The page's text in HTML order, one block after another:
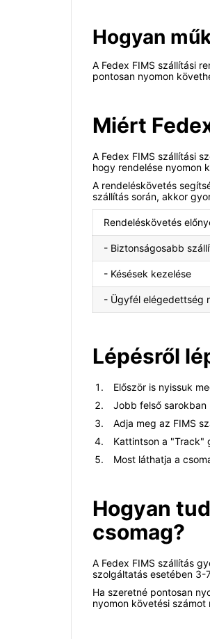
Hogyan
A Fedex FIMS szállítási
pontosan nyomon
Miért
A Fedex FIMS szállítási
hogy rendelése nyomon
A rendeléskövetés
szállítás során, akkor
Rendeléskövetés
- Biztonságosabb
- Késések kezelése
- Ügyfél elégedettség
Lépésről
Először is nyissuk
Jobb felső
Adja meg az FIMS
Kattintson a "Track"
Most láthatja a
Hogyan
csomag?
A Fedex FIMS szállítás
szolgáltatás esetében 3-
Ha szeretné pontosan
nyomon követési